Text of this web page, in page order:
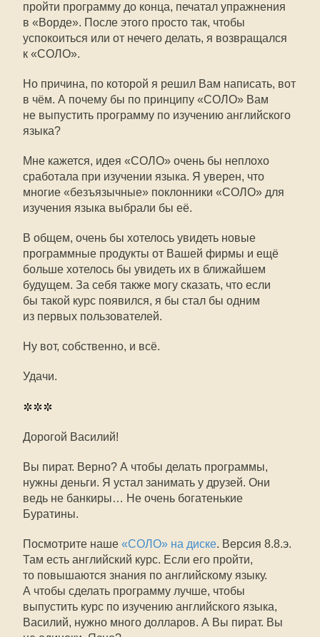
пройти программу до конца, печатал упражнения
в «Ворде». После этого просто так, чтобы
успокоиться или от нечего делать, я возвращался
к «СОЛО».
Но причина, по которой я решил Вам написать, вот
в чём. А почему бы по принципу «СОЛО» Вам
не выпустить программу по изучению английского
языка?
Мне кажется, идея «СОЛО» очень бы неплохо
сработала при изучении языка. Я уверен, что
многие «безъязычные» поклонники «СОЛО» для
изучения языка выбрали бы её.
В общем, очень бы хотелось увидеть новые
программные продукты от Вашей фирмы и ещё
больше хотелось бы увидеть их в ближайшем
будущем. За себя также могу сказать, что если
бы такой курс появился, я бы стал бы одним
из первых пользователей.
Ну вот, собственно, и всё.
Удачи.
***
Дорогой Василий!
Вы пират. Верно? А чтобы делать программы,
нужны деньги. Я устал занимать у друзей. Они
ведь не банкиры… Не очень богатенькие
Буратины.
Посмотрите наше «СОЛО» на диске. Версия 8.8.э.
Там есть английский курс. Если его пройти,
то повышаются знания по английскому языку.
А чтобы сделать программу лучше, чтобы
выпустить курс по изучению английского языка,
Василий, нужно много долларов. А Вы пират. Вы